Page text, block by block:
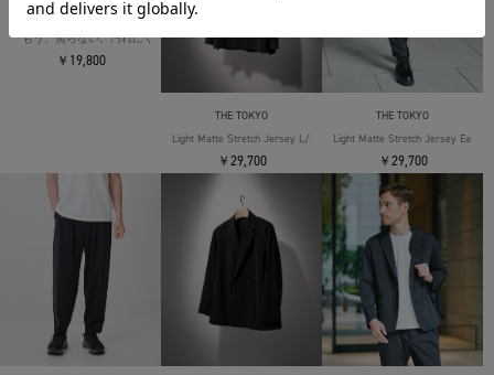
THE TOKYO
「もう、焦らない。汚れにくい」SOLOTEX Jersey S/S T-Shirts
￥19,800
THE TOKYO
Light Matte Stretch Jersey L/S Shirt
￥29,700
THE TOKYO
Light Matte Stretch Jersey Easy
￥29,700